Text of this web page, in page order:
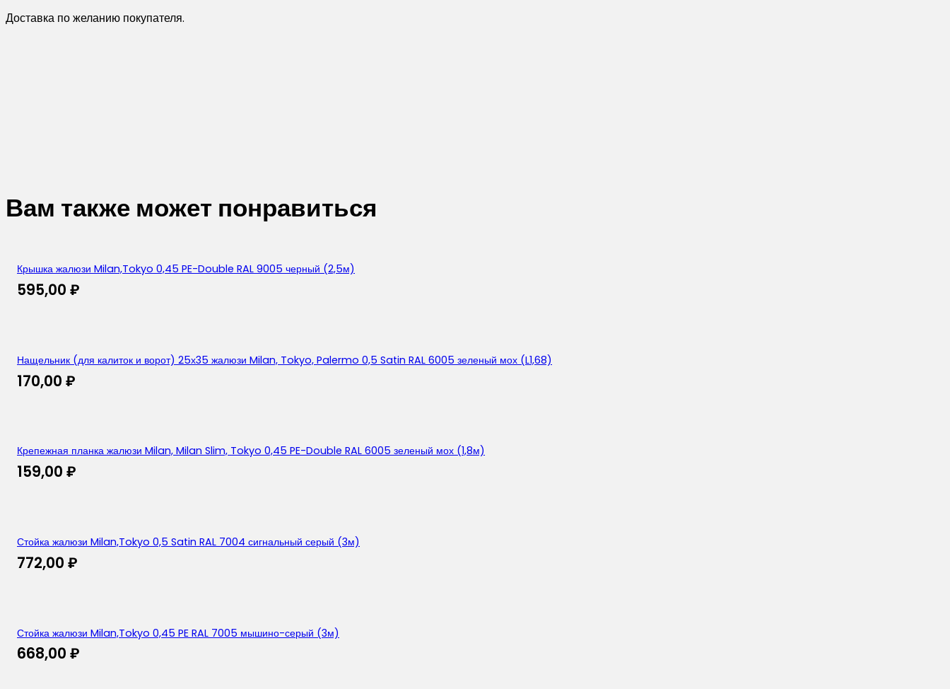
Доставка по желанию покупателя.
Вам также может понравиться
Крышка жалюзи Milan,Tokyo 0,45 PE-Double RAL 9005 черный (2,5м)
595,00 ₽
Нащельник (для калиток и ворот) 25х35 жалюзи Milan, Tokyo, Palermo 0,5 Satin RAL 6005 зеленый мох (L1,68)
170,00 ₽
Крепежная планка жалюзи Milan, Milan Slim, Tokyo 0,45 PE-Double RAL 6005 зеленый мох (1,8м)
159,00 ₽
Стойка жалюзи Milan,Tokyo 0,5 Satin RAL 7004 сигнальный серый (3м)
772,00 ₽
Стойка жалюзи Milan,Tokyo 0,45 PE RAL 7005 мышино-серый (3м)
668,00 ₽